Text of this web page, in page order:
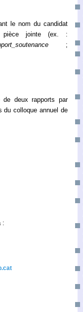
le nom du candidat
jointe (ex. :
;
deux rapports par
du colloque annuel de
: